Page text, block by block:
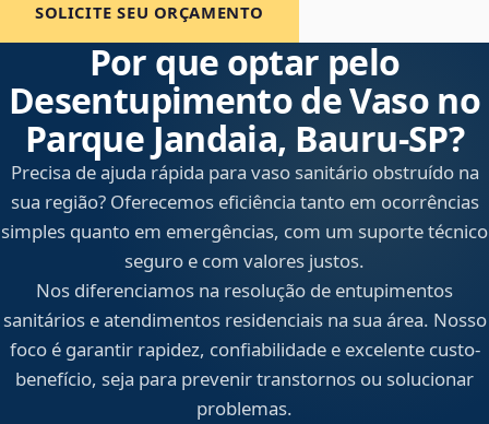
SOLICITE SEU ORÇAMENTO
Por que optar pelo
Desentupimento de Vaso no
Parque Jandaia, Bauru‑SP?
Precisa de ajuda rápida para vaso sanitário obstruído na
sua região? Oferecemos eficiência tanto em ocorrências
simples quanto em emergências, com um suporte técnico
seguro e com valores justos.
Nos diferenciamos na resolução de entupimentos
sanitários e atendimentos residenciais na sua área. Nosso
foco é garantir rapidez, confiabilidade e excelente custo-
benefício, seja para prevenir transtornos ou solucionar
problemas.